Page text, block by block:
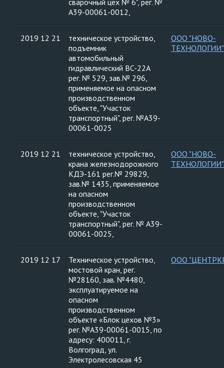
сварочный цех № 6", рег. №
А39-00061-0012,
2019 12 21
техническое устройство,
подъемник
автомобильный
гидравлический BC-22А
рег. № 529, зав.№ 296,
применяемое на опасном
производственном
объекте, "Участок
транспортный", рег. №А39-
00061-0025
ООО "НОВО-
ТЕХНОЛОГИИ"
2019 12 21
техническое устройство,
крана железнодорожного
КДЭ-161 рег.№ 29829,
зав.№ 1435, применяемое
на опасном
производственном
объекте, "Участок
транспортный", рег. № А39-
00061-0025,
ООО "НОВО-
ТЕХНОЛОГИИ"
2019 12 17
Техническое устройство,
мостовой кран, рег.
№28160, зав. №4480,
эксплуатируемое на
опасном
производственном
объекте «Блок цехов №3»
рег. №А39-00061-0015, по
адресу: 400011, г.
Волгоград, ул.
Электролесовская 45
ООО